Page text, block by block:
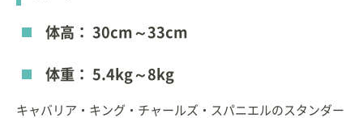
体高： 30cm～33cm
体重： 5.4kg～8kg
キャバリア・キング・チャールズ・スパニエルのスタンダー